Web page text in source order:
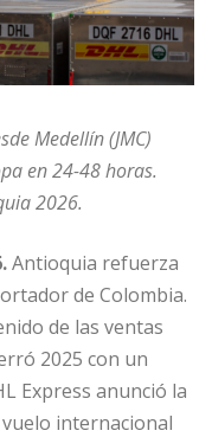
Medellín (JMC)
en 24-48 horas.
2026.
Antioquia refuerza
de Colombia.
de las ventas
2025 con un
Express anunció la
internacional